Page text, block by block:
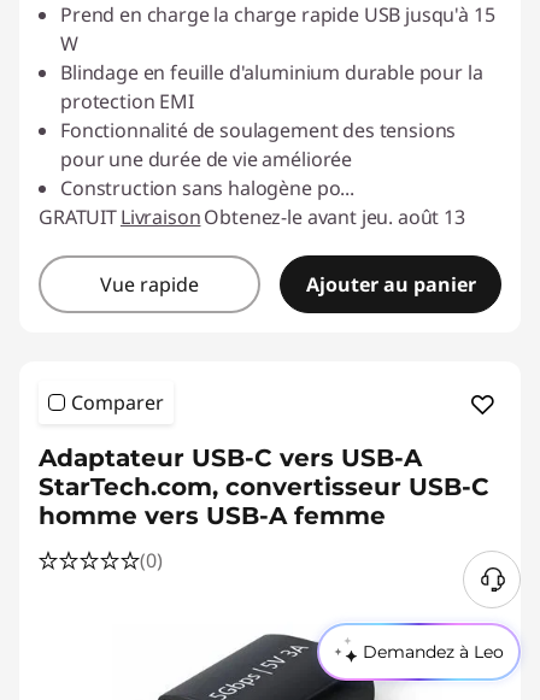
Demandez à Leo
Prend en charge la charge rapide USB jusqu'à 15
W
Blindage en feuille d'aluminium durable pour la
protection EMI
Fonctionnalité de soulagement des tensions
pour une durée de vie améliorée
Construction sans halogène po...
GRATUITLivraisonObtenez-le avant jeu. août 13
Vue rapide Ajouter au panier
Comparer
Adaptateur USB-C vers USB-A
StarTech.com, convertisseur USB-C
homme vers USB-A femme
(0)
B
e
s
o